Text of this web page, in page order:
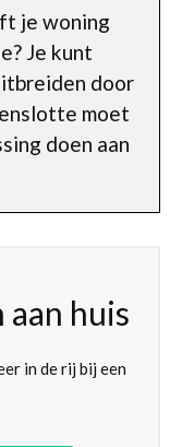
je woning
Je kunt
door
moet
doen aan
aan huis
in de rij bij een